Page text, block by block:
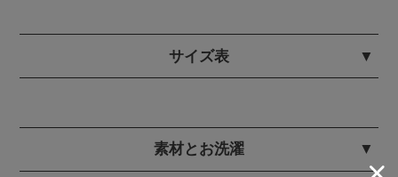
サイズ表
素材とお洗濯